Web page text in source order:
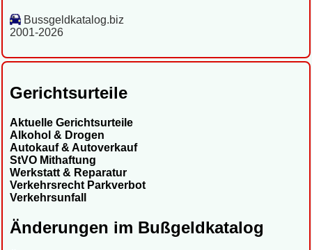
Bussgeldkatalog.biz
2001-2026
Gerichtsurteile
Aktuelle Gerichtsurteile
Alkohol & Drogen
Autokauf & Autoverkauf
StVO Mithaftung
Werkstatt & Reparatur
Verkehrsrecht Parkverbot
Verkehrsunfall
Änderungen im Bußgeldkatalog